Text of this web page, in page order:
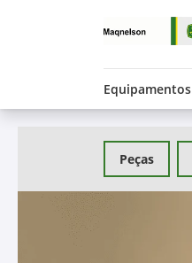
Equipamentos
Peças